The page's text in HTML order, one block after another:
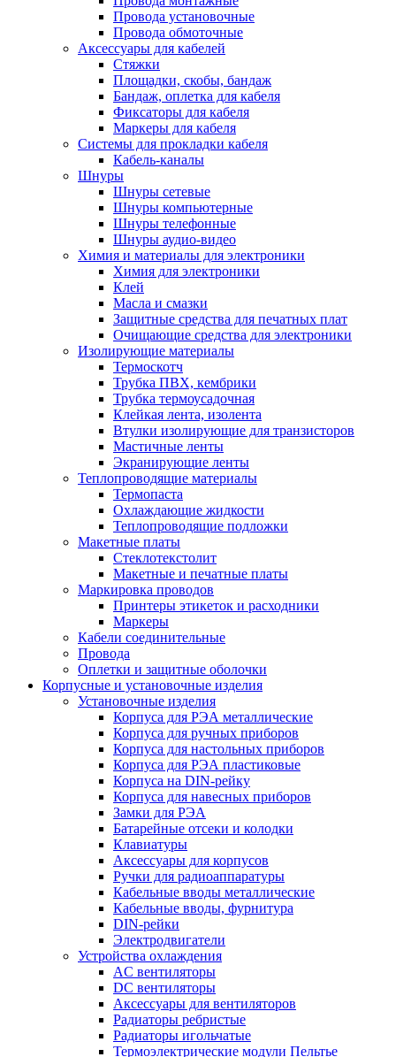
Провода установочные
Провода обмоточные
Аксессуары для кабелей
Стяжки
Площадки, скобы, бандаж
Бандаж, оплетка для кабеля
Фиксаторы для кабеля
Маркеры для кабеля
Системы для прокладки кабеля
Кабель-каналы
Шнуры
Шнуры сетевые
Шнуры компьютерные
Шнуры телефонные
Шнуры аудио-видео
Химия и материалы для электроники
Химия для электроники
Клей
Масла и смазки
Защитные средства для печатных плат
Очищающие средства для электроники
Изолирующие материалы
Термоскотч
Трубка ПВХ, кембрики
Трубка термоусадочная
Клейкая лента, изолента
Втулки изолирующие для транзисторов
Мастичные ленты
Экранирующие ленты
Теплопроводящие материалы
Термопаста
Охлаждающие жидкости
Теплопроводящие подложки
Макетные платы
Стеклотекстолит
Макетные и печатные платы
Маркировка проводов
Принтеры этикеток и расходники
Маркеры
Кабели соединительные
Провода
Оплетки и защитные оболочки
Корпусные и установочные изделия
Установочные изделия
Корпуса для РЭА металлические
Корпуса для ручных приборов
Корпуса для настольных приборов
Корпуса для РЭА пластиковые
Корпуса на DIN-рейку
Корпуса для навесных приборов
Замки для РЭА
Батарейные отсеки и колодки
Клавиатуры
Аксессуары для корпусов
Ручки для радиоаппаратуры
Кабельные вводы металлические
Кабельные вводы, фурнитура
DIN-рейки
Электродвигатели
Устройства охлаждения
AC вентиляторы
DC вентиляторы
Аксессуары для вентиляторов
Радиаторы ребристые
Радиаторы игольчатые
Термоэлектрические модули Пельтье